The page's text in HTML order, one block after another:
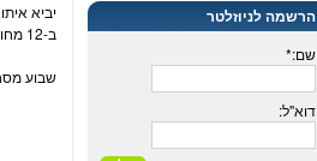
ב-12 מחוזות בהם פעיל הפד. יום חמישי יתפוס את תשומת הלב עם הנתונים השבועיים לדרישות לקצבאות אבטלה.
שבוע
הרשמה לניוזלטר
שם:*
דוא"ל: